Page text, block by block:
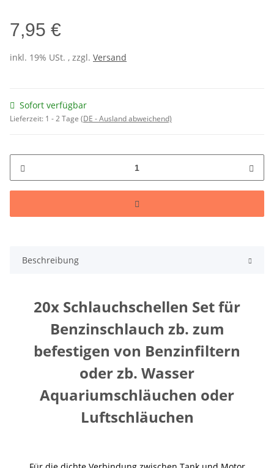
7,95 €
inkl. 19% USt. , zzgl. Versand
Sofort verfügbar
Lieferzeit: 1 - 2 Tage (DE - Ausland abweichend)
Beschreibung
20x Schlauchschellen Set für
Benzinschlauch zb. zum
befestigen von Benzinfiltern
oder zb. Wasser
Aquariumschläuchen oder
Luftschläuchen